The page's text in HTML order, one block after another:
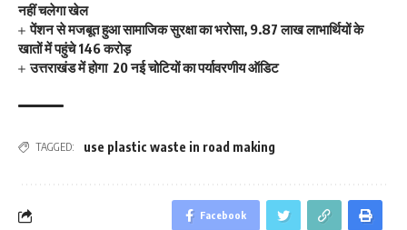
नहीं चलेगा खेल
पेंशन से मजबूत हुआ सामाजिक सुरक्षा का भरोसा, 9.87 लाख लाभार्थियों के
खातों में पहुंचे 146 करोड़
उत्तराखंड में होगा 20 नई चोटियों का पर्यावरणीय ऑडिट
TAGGED: use plastic waste in road making
Facebook